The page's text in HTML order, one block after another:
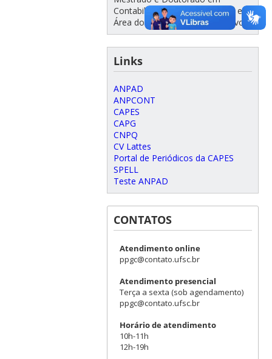
Contabilidade na UFSC. Acesse em:
Área do aluno>Processo Seletivo.
Links
ANPAD
ANPCONT
CAPES
CAPG
CNPQ
CV Lattes
Portal de Periódicos da CAPES
SPELL
Teste ANPAD
CONTATOS
Atendimento online
ppgc@contato.ufsc.br
Atendimento presencial
Terça a sexta (sob agendamento)
ppgc@contato.ufsc.br
Horário de atendimento
10h-11h
12h-19h